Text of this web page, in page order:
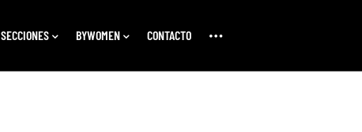
SECCIONES BYWOMEN CONTACTO